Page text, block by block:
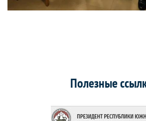
Полезные